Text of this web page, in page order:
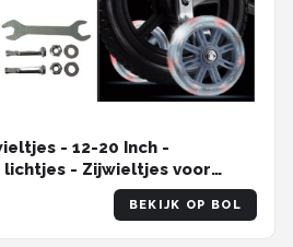
- 12-20 Inch -
lichtjes - Zijwieltjes voor
- 12 inch/14 inch/16 inch/18
- Kinderfietsaccessoires
met Lampjes - Verlichting
BEKIJK OP BOL